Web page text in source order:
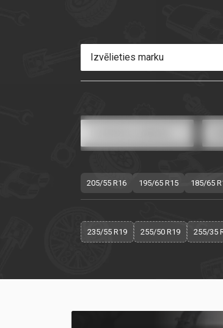
Izvēlieties marku
205/55 R16 195/65 R15 185/65
235/55 R19 255/50 R19 255/35